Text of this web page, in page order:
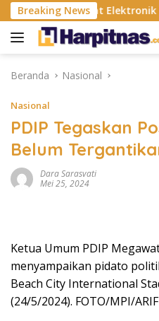
Langsung
ke
konten
Breaking News
Alat Elektronik Ke
Beranda Nasional
Nasional
PDIP Tegaskan
Belum
Dara Sarasvati
Mei 25, 2024
Ketua Umum PDIP
menyampaikan pidato
Beach City International
(24/5/2024). FOTO/MPI/